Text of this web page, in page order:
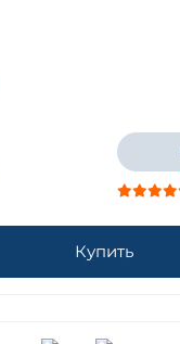
Купить